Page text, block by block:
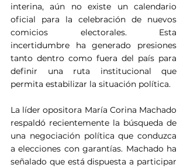
interina, aún no existe un calendario
oficial para la celebración de nuevos
comicios electorales. Esta
incertidumbre ha generado presiones
tanto dentro como fuera del país para
definir una ruta institucional que
permita estabilizar la situación política.
La líder opositora María Corina Machado
respaldó recientemente la búsqueda de
una negociación política que conduzca
a elecciones con garantías. Machado ha
señalado que está dispuesta a participar